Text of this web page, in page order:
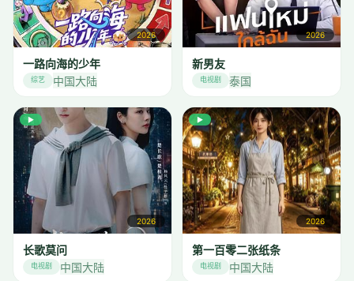
2026
一路向海的少年
综艺 中国大陆
2026
新男友
电视剧 泰国
2026
▶
长歌莫问
电视剧 中国大陆
2026
▶
第一百零二张纸条
电视剧 中国大陆